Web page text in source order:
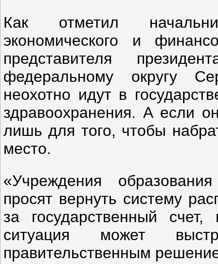
Как отметил
экономического и
представителя
федеральному округу
неохотно идут в
здравоохранения. А если
лишь для того, чтобы
место.
«Учреждения
просят вернуть систему
за государственный счет,
ситуация может
правительственным